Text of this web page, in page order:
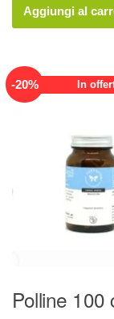
originale
era:
è:
Aggiungi al
-20% In
Polline 100